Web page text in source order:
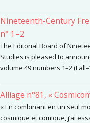
Nineteenth-Century
n° 1–2
The Editorial Board of
Studies is pleased to
volume 49 numbers 1–2
Alliage n°81, «
« En combinant en un seul
cosmique et comique, j’ai